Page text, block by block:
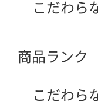
こだわら
商品ランク
こだわら